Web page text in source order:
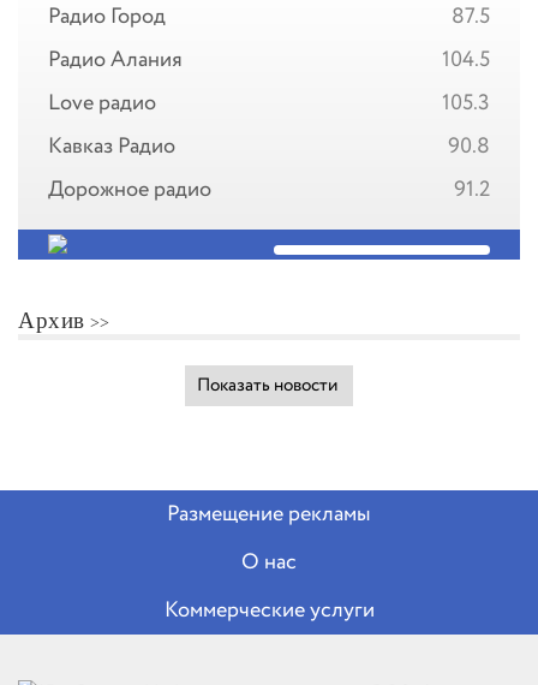
Радио Город
87.5
Радио Алания
104.5
Love радио
105.3
Кавказ Радио
90.8
Дорожное радио
91.2
Архив
Показать новости
Размещение рекламы
О нас
Коммерческие услуги